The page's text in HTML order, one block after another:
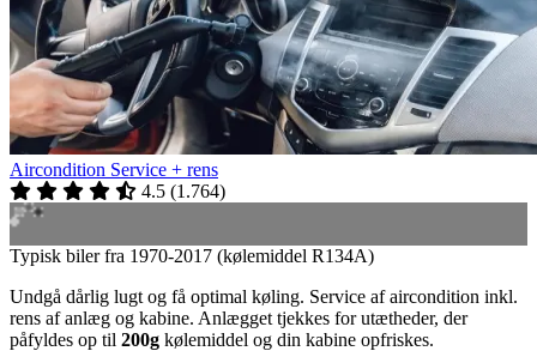
Aircondition Service + rens
4.5 (1.764)
Typisk biler fra 1970-2017 (kølemiddel R134A)
Undgå dårlig lugt og få optimal køling. Service af aircondition inkl.
rens af anlæg og kabine. Anlægget tjekkes for utætheder, der
påfyldes op til 200g kølemiddel og din kabine opfriskes.